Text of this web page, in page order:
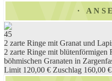
45
2 zarte Ringe mit Granat und
2 zarte Ringe mit
böhmischen Granaten in
Limit 120,00 € Zuschlag 160,00 €